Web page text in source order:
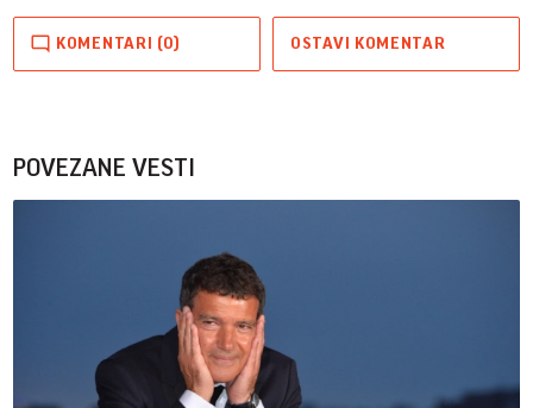
KOMENTARI (0) OSTAVI KOMENTAR
POVEZANE VESTI